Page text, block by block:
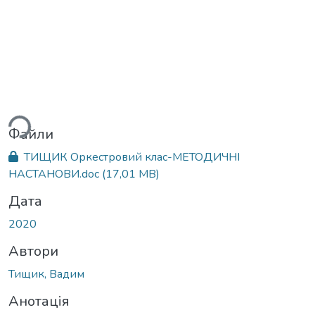
Файли
ТИЩИК Оркестровий клас-МЕТОДИЧНІ
НАСТАНОВИ.doc (17,01 MB)
Дата
2020
Автори
Тищик, Вадим
Анотація